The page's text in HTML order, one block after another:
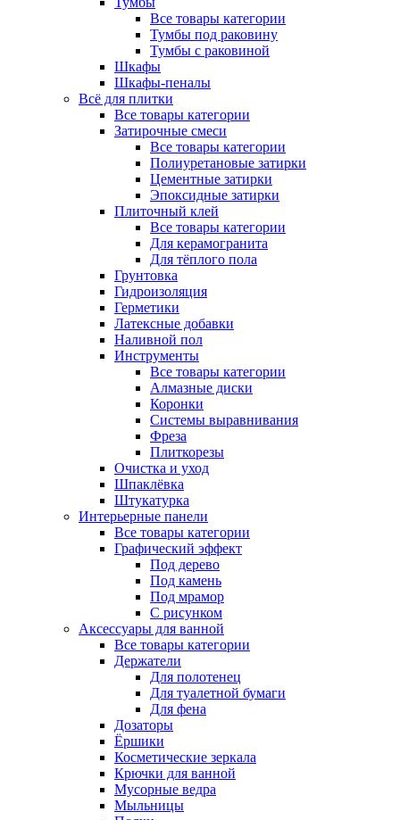
Все товары категории
Тумбы под раковину
Тумбы с раковиной
Шкафы
Шкафы-пеналы
Всё для плитки
Все товары категории
Затирочные смеси
Все товары категории
Полиуретановые затирки
Цементные затирки
Эпоксидные затирки
Плиточный клей
Все товары категории
Для керамогранита
Для тёплого пола
Грунтовка
Гидроизоляция
Герметики
Латексные добавки
Наливной пол
Инструменты
Все товары категории
Алмазные диски
Коронки
Системы выравнивания
Фреза
Плиткорезы
Очистка и уход
Шпаклёвка
Штукатурка
Интерьерные панели
Все товары категории
Графический эффект
Под дерево
Под камень
Под мрамор
С рисунком
Аксессуары для ванной
Все товары категории
Держатели
Для полотенец
Для туалетной бумаги
Для фена
Дозаторы
Ёршики
Косметические зеркала
Крючки для ванной
Мусорные ведра
Мыльницы